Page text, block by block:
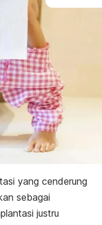
yang cenderung
sebagai
justru